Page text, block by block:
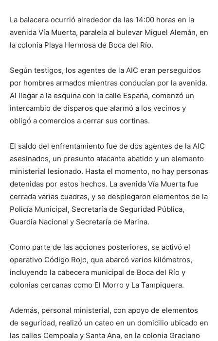
La balacera ocurrió alrededor de las 14:00 horas en la
avenida Vía Muerta, paralela al bulevar Miguel Alemán, en
la colonia Playa Hermosa de Boca del Río.
Según testigos, los agentes de la AIC eran perseguidos
por hombres armados mientras conducían por la avenida.
Al llegar a la esquina con la calle España, comenzó un
intercambio de disparos que alarmó a los vecinos y
obligó a comercios a cerrar sus cortinas.
El saldo del enfrentamiento fue de dos agentes de la AIC
asesinados, un presunto atacante abatido y un elemento
ministerial lesionado. Hasta el momento, no hay personas
detenidas por estos hechos. La avenida Vía Muerta fue
cerrada varias cuadras, y se desplegaron elementos de la
Policía Municipal, Secretaría de Seguridad Pública,
Guardia Nacional y Secretaría de Marina.
Como parte de las acciones posteriores, se activó el
operativo Código Rojo, que abarcó varios kilómetros,
incluyendo la cabecera municipal de Boca del Río y
colonias cercanas como El Morro y La Tampiquera.
Además, personal ministerial, con apoyo de elementos
de seguridad, realizó un cateo en un domicilio ubicado en
las calles Cempoala y Santa Ana, en la colonia Graciano